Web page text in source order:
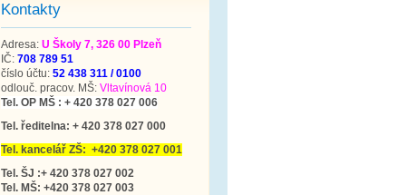
Kontakty
Adresa: U Školy 7, 326 00 Plzeň
IČ: 708 789 51
číslo účtu: 52 438 311 / 0100
odlouč. pracov. MŠ: Vltavínová 10
Tel. OP MŠ : + 420 378 027 006
Tel. ředitelna: + 420 378 027 000
Tel. kancelář ZŠ: +420 378 027 001
Tel. ŠJ :+ 420 378 027 002
Tel. MŠ: +420 378 027 003